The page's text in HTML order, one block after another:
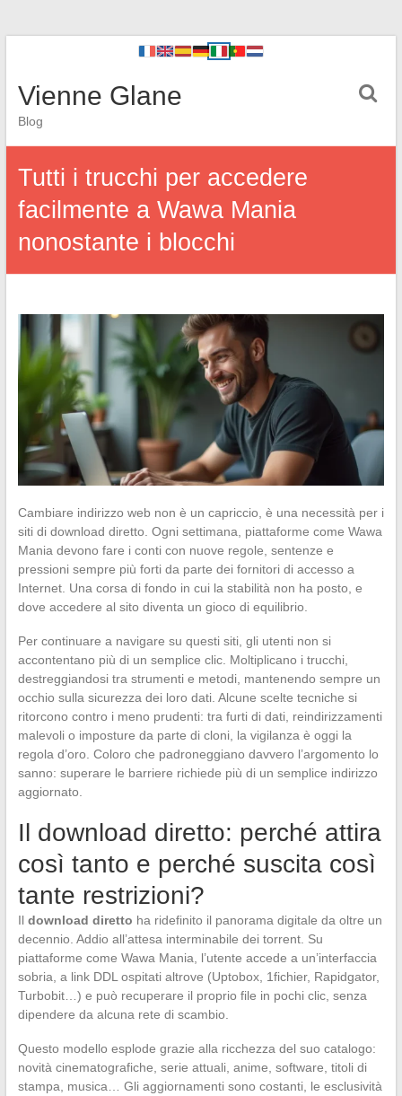
Vienne Glane
Blog
Tutti i trucchi per accedere
facilmente a Wawa Mania
nonostante i blocchi
Cambiare indirizzo web non è un capriccio, è una necessità per i
siti di download diretto. Ogni settimana, piattaforme come Wawa
Mania devono fare i conti con nuove regole, sentenze e
pressioni sempre più forti da parte dei fornitori di accesso a
Internet. Una corsa di fondo in cui la stabilità non ha posto, e
dove accedere al sito diventa un gioco di equilibrio.
Per continuare a navigare su questi siti, gli utenti non si
accontentano più di un semplice clic. Moltiplicano i trucchi,
destreggiandosi tra strumenti e metodi, mantenendo sempre un
occhio sulla sicurezza dei loro dati. Alcune scelte tecniche si
ritorcono contro i meno prudenti: tra furti di dati, reindirizzamenti
malevoli o imposture da parte di cloni, la vigilanza è oggi la
regola d’oro. Coloro che padroneggiano davvero l’argomento lo
sanno: superare le barriere richiede più di un semplice indirizzo
aggiornato.
Il download diretto: perché attira
così tanto e perché suscita così
tante restrizioni?
Il download diretto ha ridefinito il panorama digitale da oltre un
decennio. Addio all’attesa interminabile dei torrent. Su
piattaforme come Wawa Mania, l’utente accede a un’interfaccia
sobria, a link DDL ospitati altrove (Uptobox, 1fichier, Rapidgator,
Turbobit…) e può recuperare il proprio file in pochi clic, senza
dipendere da alcuna rete di scambio.
Questo modello esplode grazie alla ricchezza del suo catalogo:
novità cinematografiche, serie attuali, anime, software, titoli di
stampa, musica… Gli aggiornamenti sono costanti, le esclusività